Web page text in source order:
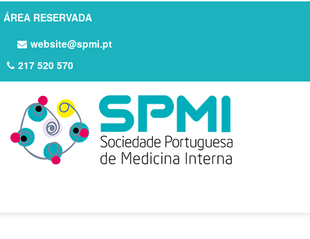
ÁREA RESERVADA
website@spmi.pt
217 520 570